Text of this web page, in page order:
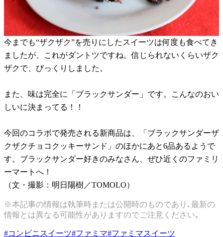
今までも“ザクザク”を売りにしたスイーツは何度も食べてき
ましたが、これがダントツですね。信じられないくらいザク
ザクで、びっくりしました。
また、味は完全に「ブラックサンダー」です。こんなのおい
しいに決まってる！！
今回のコラボで発売される新商品は、「ブラックサンダーザ
クザクチョコクッキーサンド」のほかにあと6品あるようで
す。ブラックサンダー好きのみなさん、ぜひ近くのファミリ
ーマートへ！
（文・撮影：明日陽樹／TOMOLO）
※本記事の情報は執筆時または公開時のものであり､最新の
情報とは異なる可能性がありますのでご注意ください｡
#コンビニスイーツ#ファミマ#ファミマスイーツ